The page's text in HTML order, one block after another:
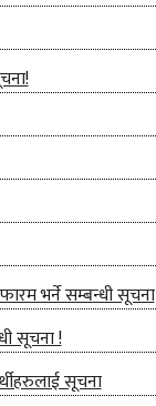
भर्ने सम्बन्धी सूचना
सूचना !
सूचना